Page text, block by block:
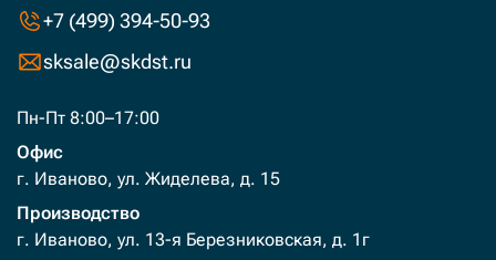
+7 (499) 394-50-93
sksale@skdst.ru
Пн-Пт 8:00–17:00
Офис
г. Иваново, ул. Жиделева, д. 15
Производство
г. Иваново, ул. 13-я Березниковская, д. 1г